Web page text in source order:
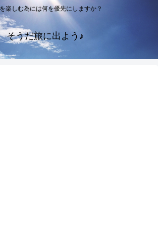
楽しむ為には何を優先にしますか？
そうだ旅に出よう♪